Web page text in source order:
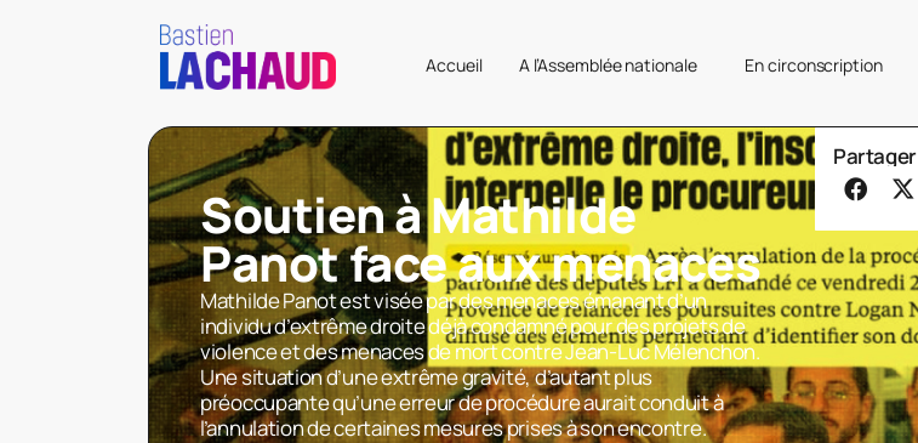
Accueil A l’Assemblée nationale En circonscription
Soutien à Mathilde
Panot face aux menaces
Mathilde Panot est visée par des menaces émanant d’un
individu d’extrême droite déjà condamné pour des projets de
violence et des menaces de mort contre Jean-Luc Mélenchon.
Une situation d’une extrême gravité, d’autant plus
préoccupante qu’une erreur de procédure aurait conduit à
l’annulation de certaines mesures prises à son encontre.
Partager